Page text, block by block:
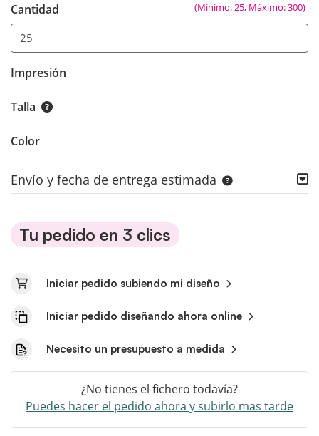
(Mínimo: 25, Máximo: 300)
Cantidad
Impresión
Talla
Color
Envío y fecha de entrega estimada
Tu pedido en 3 clics
Iniciar pedido subiendo mi diseño
Iniciar pedido diseñando ahora online
Necesito un presupuesto a medida
¿No tienes el fichero todavía?
Puedes hacer el pedido ahora y subirlo mas tarde